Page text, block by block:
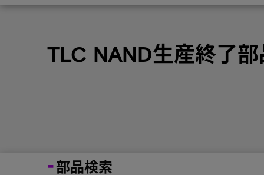
TLC NAND生産終了
部品検索